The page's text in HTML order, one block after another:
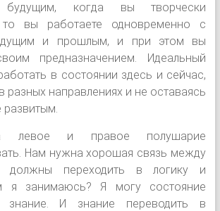
когда вы творчески
то вы работаете одновременно с
и прошлым, и при этом вы
предназначением. Идеальный
в состоянии здесь и сейчас,
разных направлениях и не оставаясь
развитым.
левое и правое полушарие
Нам нужна хорошая связь между
должны переходить в логику и
я занимаюсь? Я могу состояние
знание. И знание переводить в